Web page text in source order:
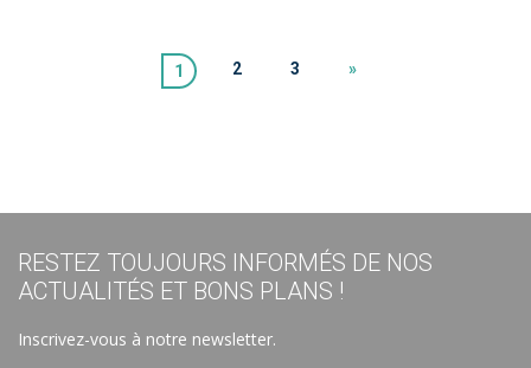
1 2 3 »
RESTEZ TOUJOURS INFORMÉS DE NOS
ACTUALITÉS ET BONS PLANS !
Inscrivez-vous à notre newsletter.